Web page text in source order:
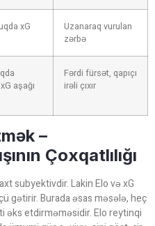
xG
Uzanaraq vurulan
zərbə
aşağı
Fərdi fürsət, qapıçı
irəli çıxır
–
Çoxqatlılığı
subyektivdir. Lakin Elo və xG
gətirir. Burada əsas məsələ, heç
əks etdirməməsidir. Elo reytinqi